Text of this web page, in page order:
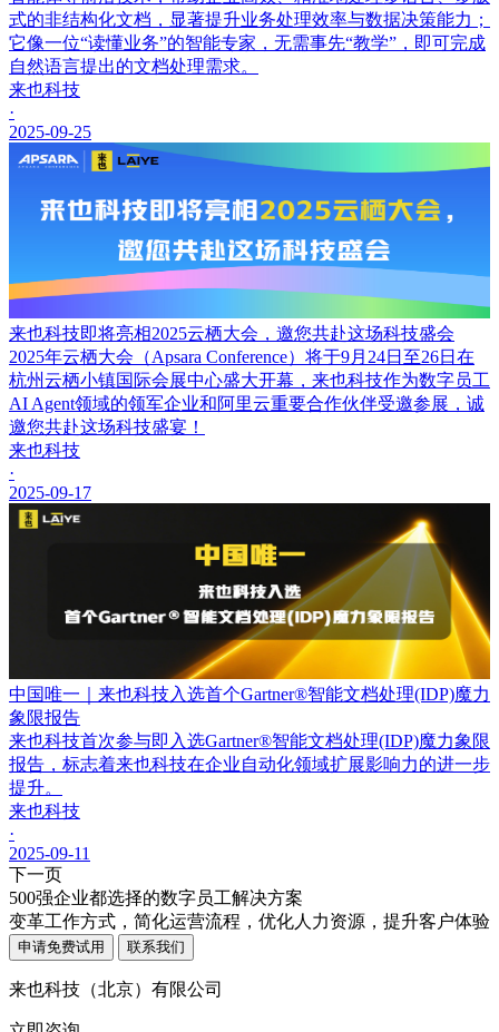
式的非结构化文档，显著提升业务处理效率与数据决策能力；
它像一位“读懂业务”的智能专家，无需事先“教学”，即可完成
自然语言提出的文档处理需求。
来也科技
·
2025-09-25
来也科技即将亮相2025云栖大会，邀您共赴这场科技盛会
2025年云栖大会（Apsara Conference）将于9月24日至26日在
杭州云栖小镇国际会展中心盛大开幕，来也科技作为数字员工
AI Agent领域的领军企业和阿里云重要合作伙伴受邀参展，诚
邀您共赴这场科技盛宴！
来也科技
·
2025-09-17
中国唯一｜来也科技入选首个Gartner®智能文档处理(IDP)魔力
象限报告
来也科技首次参与即入选Gartner®智能文档处理(IDP)魔力象限
报告，标志着来也科技在企业自动化领域扩展影响力的进一步
提升。
来也科技
·
2025-09-11
下一页
500强企业都选择的数字员工解决方案
变革工作方式，简化运营流程，优化人力资源，提升客户体验
申请免费试用 联系我们
来也科技（北京）有限公司